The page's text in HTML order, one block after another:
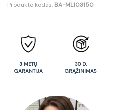
Produkto kodas: BA-ML103150
3 METŲ
GARANTIJA
30 D.
GRĄŽINIMAS